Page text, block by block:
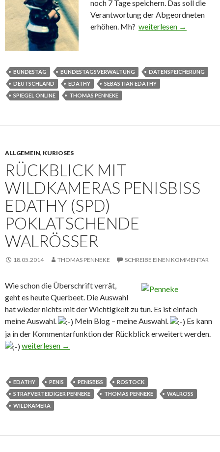
noch 7 Tage speichern. Das soll die
Verantwortung der Abgeordneten
erhöhen. Mh? Nur kurze
weiterlesen →
BUNDESTAG BUNDESTAGSVERWALTUNG
DATENSPEICHERUNG
DEUTSCHLAND
EDATHY
SEBASTIAN EDATHY
SPIEGEL ONLINE
THOMAS PENNEKE
ALLGEMEIN, KURIOSES
RÜCKBLICK MIT
WILDKAMERAS PENISBISS
EDATHY (SPD)
POKLATSCHENDE
WALRÖSSER
18.05.2014 THOMAS PENNEKE SCHREIBE EINEN KOMMENTAR
Wie schon die Überschrift verrät,
geht es heute Querbeet. Die Auswahl
hat wieder nichts mit der Wichtigkeit zu tun. Es ist einfach
meine Auswahl.
Mein Blog – meine Auswahl.
Es kann
ja in der Kommentarfunktion der Rückblick erweitert werden.
Rückblick mit Wildkameras Penisbiss Edathy (SPD)
weiterlesen →
EDATHY PENIS PENISBISS
ROSTOCK
STRAFVERTEIDIGER PENNEKE
THOMAS PENNEKE
WALROSS
WILDKAMERA